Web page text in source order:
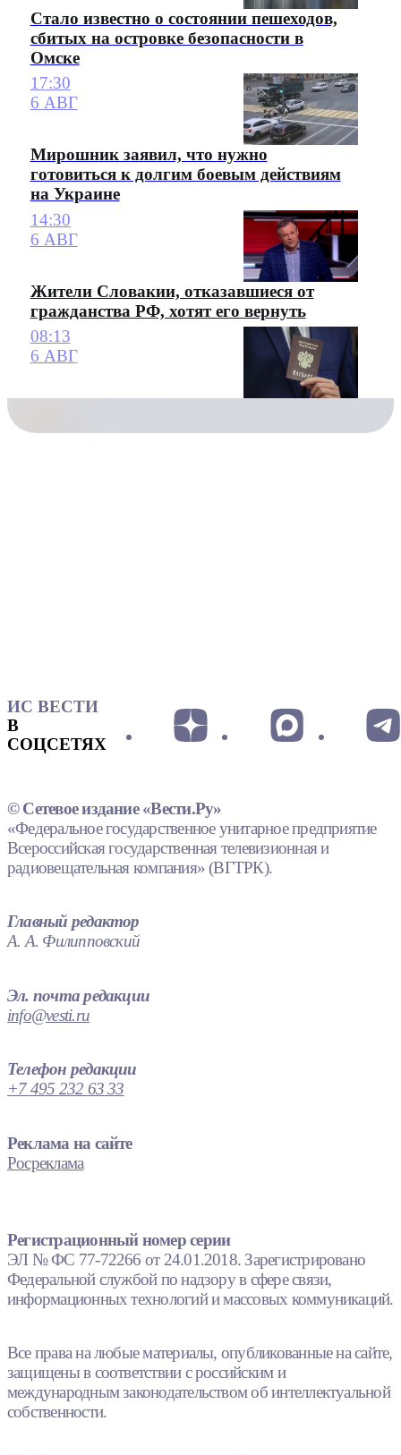
Стало известно о состоянии пешеходов,
сбитых на островке безопасности в
Омске
17:30
6 АВГ
Мирошник заявил, что нужно
готовиться к долгим боевым действиям
на Украине
14:30
6 АВГ
Жители Словакии, отказавшиеся от
гражданства РФ, хотят его вернуть
08:13
6 АВГ
ИС ВЕСТИ
В
СОЦСЕТЯХ
© Сетевое издание «Вести.Ру»
«Федеральное государственное унитарное предприятие
Всероссийская государственная телевизионная и
радиовещательная компания» (ВГТРК).
Главный редактор
А. А. Филипповский
Эл. почта редакции
info@vesti.ru
Телефон редакции
+7 495 232 63 33
Реклама на сайте
Росреклама
Регистрационный номер серии
ЭЛ № ФС 77-72266 от 24.01.2018. Зарегистрировано
Федеральной службой по надзору в сфере связи,
информационных технологий и массовых коммуникаций.
Все права на любые материалы, опубликованные на сайте,
защищены в соответствии с российским и
международным законодательством об интеллектуальной
собственности.